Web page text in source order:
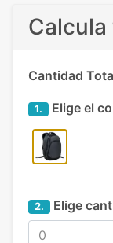
Cantidad
1. Elige el
2. Elige